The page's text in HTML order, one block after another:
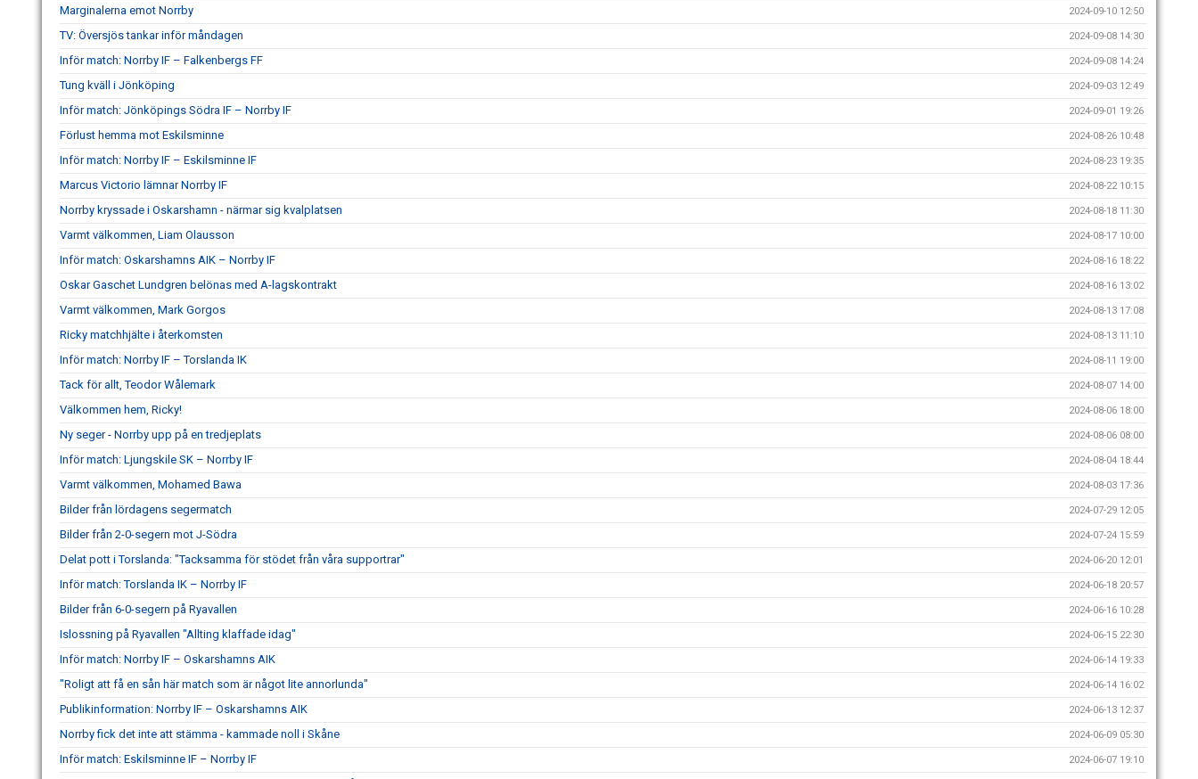
Marginalerna emot Norrby 2024-09-10 12:50
TV: Översjös tankar inför måndagen 2024-09-08 14:30
Inför match: Norrby IF – Falkenbergs FF 2024-09-08 14:24
Tung kväll i Jönköping 2024-09-03 12:49
Inför match: Jönköpings Södra IF – Norrby IF 2024-09-01 19:26
Förlust hemma mot Eskilsminne 2024-08-26 10:48
Inför match: Norrby IF – Eskilsminne IF 2024-08-23 19:35
Marcus Victorio lämnar Norrby IF 2024-08-22 10:15
Norrby kryssade i Oskarshamn - närmar sig kvalplatsen 2024-08-18 11:30
Varmt välkommen, Liam Olausson 2024-08-17 10:00
Inför match: Oskarshamns AIK – Norrby IF 2024-08-16 18:22
Oskar Gaschet Lundgren belönas med A-lagskontrakt 2024-08-16 13:02
Varmt välkommen, Mark Gorgos 2024-08-13 17:08
Ricky matchhjälte i återkomsten 2024-08-13 11:10
Inför match: Norrby IF – Torslanda IK 2024-08-11 19:00
Tack för allt, Teodor Wålemark 2024-08-07 14:00
Välkommen hem, Ricky! 2024-08-06 18:00
Ny seger - Norrby upp på en tredjeplats 2024-08-06 08:00
Inför match: Ljungskile SK – Norrby IF 2024-08-04 18:44
Varmt välkommen, Mohamed Bawa 2024-08-03 17:36
Bilder från lördagens segermatch 2024-07-29 12:05
Bilder från 2-0-segern mot J-Södra 2024-07-24 15:59
Delat pott i Torslanda: "Tacksamma för stödet från våra supportrar" 2024-06-20 12:01
Inför match: Torslanda IK – Norrby IF 2024-06-18 20:57
Bilder från 6-0-segern på Ryavallen 2024-06-16 10:28
Islossning på Ryavallen "Allting klaffade idag" 2024-06-15 22:30
Inför match: Norrby IF – Oskarshamns AIK 2024-06-14 19:33
"Roligt att få en sån här match som är något lite annorlunda" 2024-06-14 16:02
Publikinformation: Norrby IF – Oskarshamns AIK 2024-06-13 12:37
Norrby fick det inte att stämma - kammade noll i Skåne 2024-06-09 05:30
Inför match: Eskilsminne IF – Norrby IF 2024-06-07 19:10